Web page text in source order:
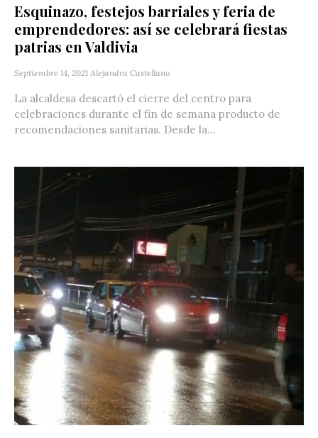
Esquinazo, festejos barriales y feria de
emprendedores: así se celebrará fiestas
patrias en Valdivia
Septiembre 14, 2021 Alejandra Castellano
La alcaldesa descartó el cierre del centro para
celebraciones durante el fin de semana producto de
recomendaciones sanitarias. Desde la...